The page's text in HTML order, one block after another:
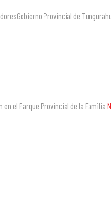
Gobierno Provincial de
en el Parque Provincial de la Familia